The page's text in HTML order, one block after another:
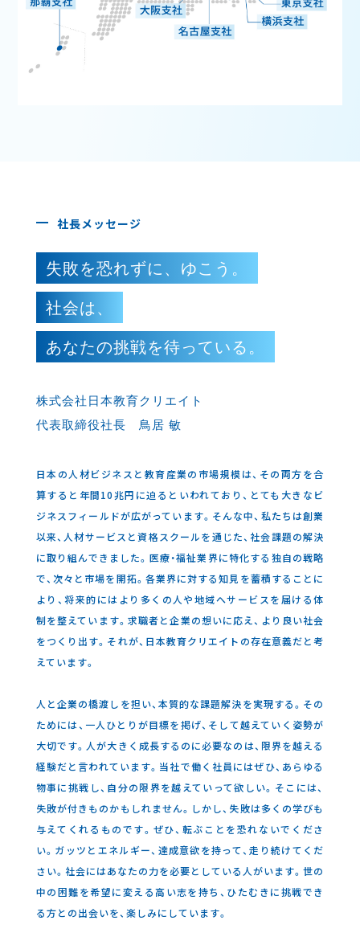
社長メッセージ
失敗を恐れずに、ゆこう。
社会は、
あなたの挑戦を待っている。
株式会社日本教育クリエイト
代表取締役社長 鳥居 敏
日本の人材ビジネスと教育産業の市場規模は、その両方を合
算すると年間10兆円に迫るといわれており、とても大きなビ
ジネスフィールドが広がっています。そんな中、私たちは創業
以来、人材サービスと資格スクールを通じた、社会課題の解決
に取り組んできました。医療・福祉業界に特化する独自の戦略
で、次々と市場を開拓。各業界に対する知見を蓄積することに
より、将来的にはより多くの人や地域へサービスを届ける体
制を整えています。求職者と企業の想いに応え、より良い社会
をつくり出す。それが、日本教育クリエイトの存在意義だと考
えています。
人と企業の橋渡しを担い、本質的な課題解決を実現する。その
ためには、一人ひとりが目標を掲げ、そして越えていく姿勢が
大切です。人が大きく成長するのに必要なのは、限界を越える
経験だと言われています。当社で働く社員にはぜひ、あらゆる
物事に挑戦し、自分の限界を越えていって欲しい。そこには、
失敗が付きものかもしれません。しかし、失敗は多くの学びも
与えてくれるものです。ぜひ、転ぶことを恐れないでくださ
い。ガッツとエネルギー、達成意欲を持って、走り続けてくだ
さい。社会にはあなたの力を必要としている人がいます。世の
中の困難を希望に変える高い志を持ち、ひたむきに挑戦でき
る方との出会いを、楽しみにしています。